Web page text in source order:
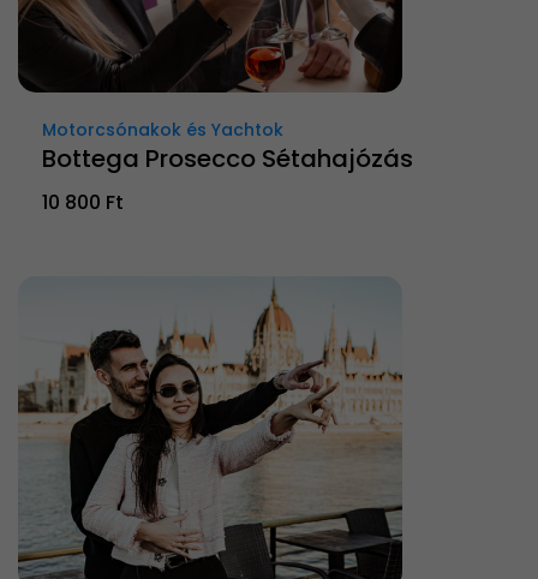
Motorcsónakok és Yachtok
Bottega Prosecco Sétahajózás
10 800 Ft